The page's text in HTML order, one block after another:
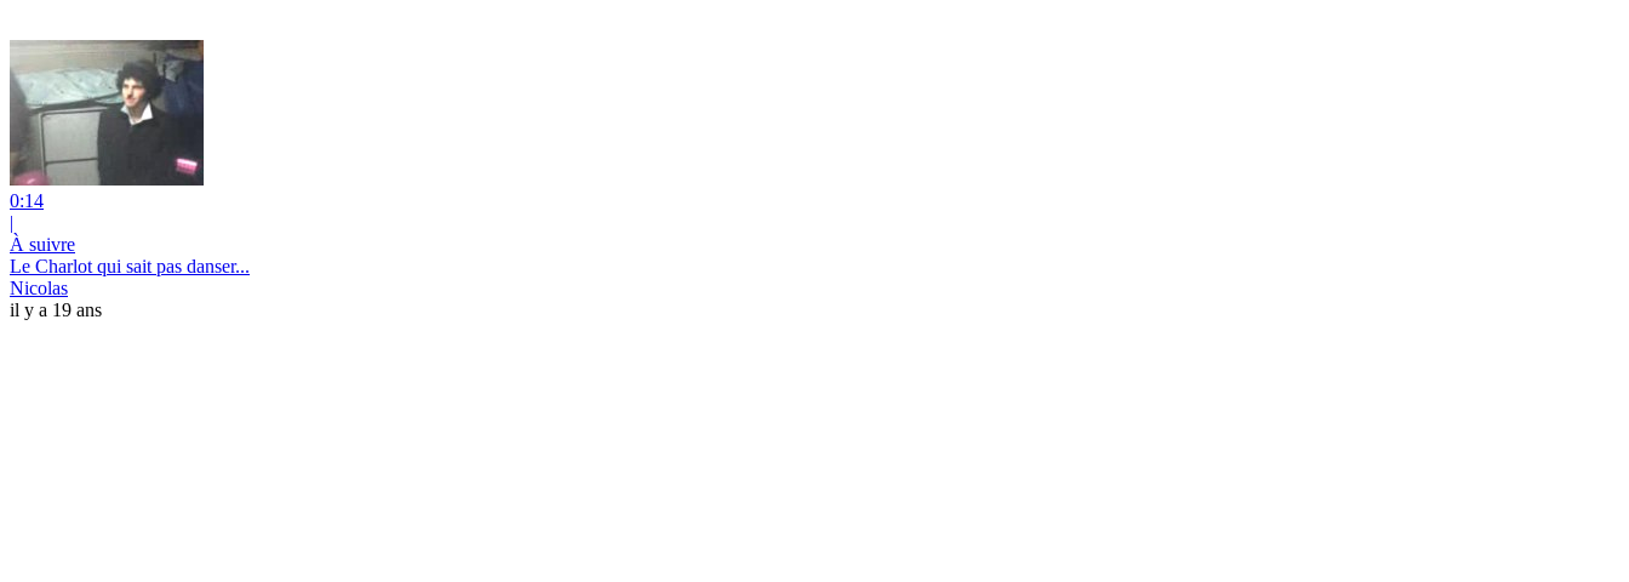
0:14
|
À suivre
Le Charlot qui sait pas danser...
Nicolas
il y a 19 ans